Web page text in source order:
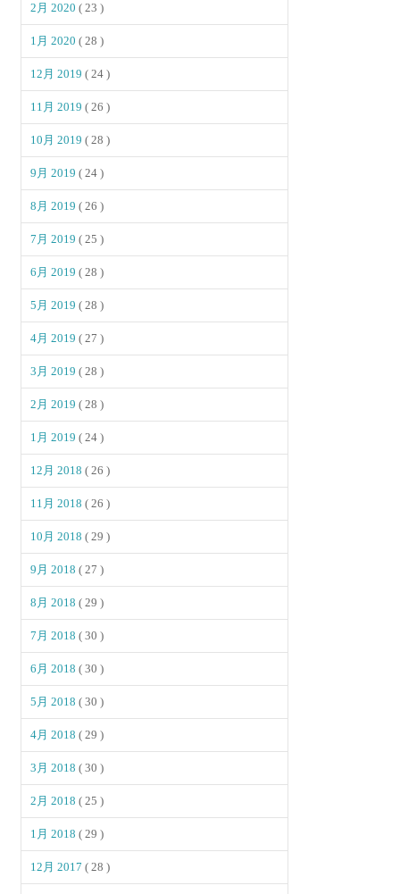
2月 2020( 23 )
1月 2020( 28 )
12月 2019( 24 )
11月 2019( 26 )
10月 2019( 28 )
9月 2019( 24 )
8月 2019( 26 )
7月 2019( 25 )
6月 2019( 28 )
5月 2019( 28 )
4月 2019( 27 )
3月 2019( 28 )
2月 2019( 28 )
1月 2019( 24 )
12月 2018( 26 )
11月 2018( 26 )
10月 2018( 29 )
9月 2018( 27 )
8月 2018( 29 )
7月 2018( 30 )
6月 2018( 30 )
5月 2018( 30 )
4月 2018( 29 )
3月 2018( 30 )
2月 2018( 25 )
1月 2018( 29 )
12月 2017( 28 )